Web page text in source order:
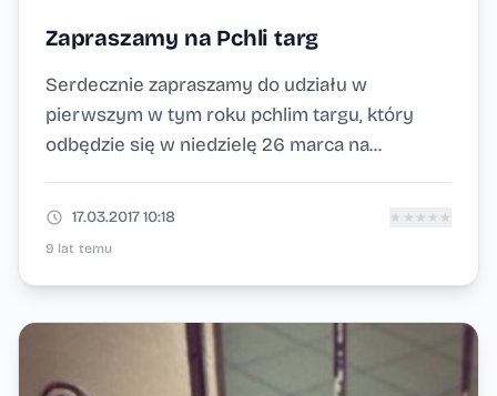
Zapraszamy na Pchli targ
Serdecznie zapraszamy do udziału w
pierwszym w tym roku pchlim targu, który
odbędzie się w niedzielę 26 marca na...
17.03.2017 10:18 ★ ★ ★ ★ ★
9 lat temu